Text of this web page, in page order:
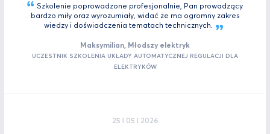
Szkolenie poprowadzone profesjonalnie, Pan prowadzący
bardzo miły oraz wyrozumiały, widać że ma ogromny zakres
wiedzy i doświadczenia tematachtechnicznych.
Maksymilian, Młodszy elektryk
UCZESTNIK SZKOLENIA UKŁADY AUTOMATYCZNEJ REGULACJI DLA
ELEKTRYKÓW
25 I 05 I 2026